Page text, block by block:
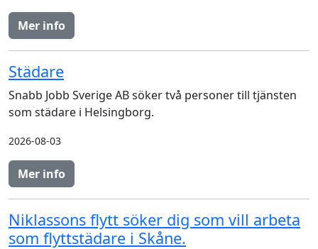
Mer info
Städare
Snabb Jobb Sverige AB söker två personer till tjänsten
som städare i Helsingborg.
2026-08-03
Mer info
Niklassons flytt söker dig som vill arbeta
som flyttstädare i Skåne.